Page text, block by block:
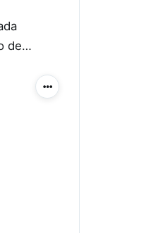
de…
Más acciones